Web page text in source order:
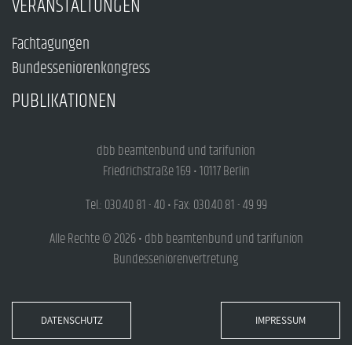
Fachtagungen
Bundesseniorenkongress
PUBLIKATIONEN
dbb beamtenbund und tarifunion
Friedrichstraße 169 • 10117 Berlin
Tel.: 030.40 81 - 40 • Fax: 030.40 81 - 49 99
Alle Rechte © 2026 • dbb beamtenbund und tarifunion
Bundesseniorenvertretung
DATENSCHUTZ IMPRESSUM